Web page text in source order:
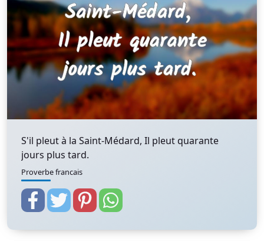
S'il pleut à la Saint-Médard, Il pleut quarante
jours plus tard.
Proverbe francais